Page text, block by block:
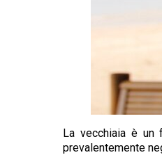
La vecchiaia è un
prevalentemente